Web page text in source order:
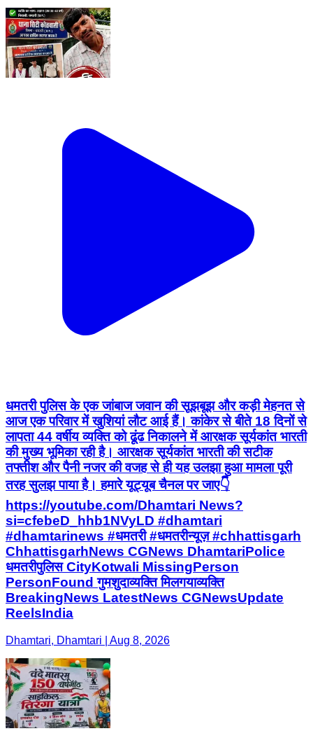
धमतरी पुलिस के एक जांबाज जवान की सूझबूझ और कड़ी मेहनत से
आज एक परिवार में खुशियां लौट आई हैं। कांकेर से बीते 18 दिनों से
लापता 44 वर्षीय व्यक्ति को ढूंढ निकालने में आरक्षक सूर्यकांत भारती
की मुख्य भूमिका रही है। आरक्षक सूर्यकांत भारती की सटीक
तफ्तीश और पैनी नजर की वजह से ही यह उलझा हुआ मामला पूरी
तरह सुलझ पाया है। हमारे यूट्यूब चैनल पर जाए👇
https://youtube.com/Dhamtari News?
si=cfebeD_hhb1NVyLD #dhamtari
#dhamtarinews #धमतरी #धमतरीन्यूज़ #chhattisgarh
ChhattisgarhNews CGNews DhamtariPolice
धमतरीपुलिस CityKotwali MissingPerson
PersonFound गुमशुदाव्यक्ति मिलगयाव्यक्ति
BreakingNews LatestNews CGNewsUpdate
ReelsIndia
Dhamtari, Dhamtari | Aug 8, 2026